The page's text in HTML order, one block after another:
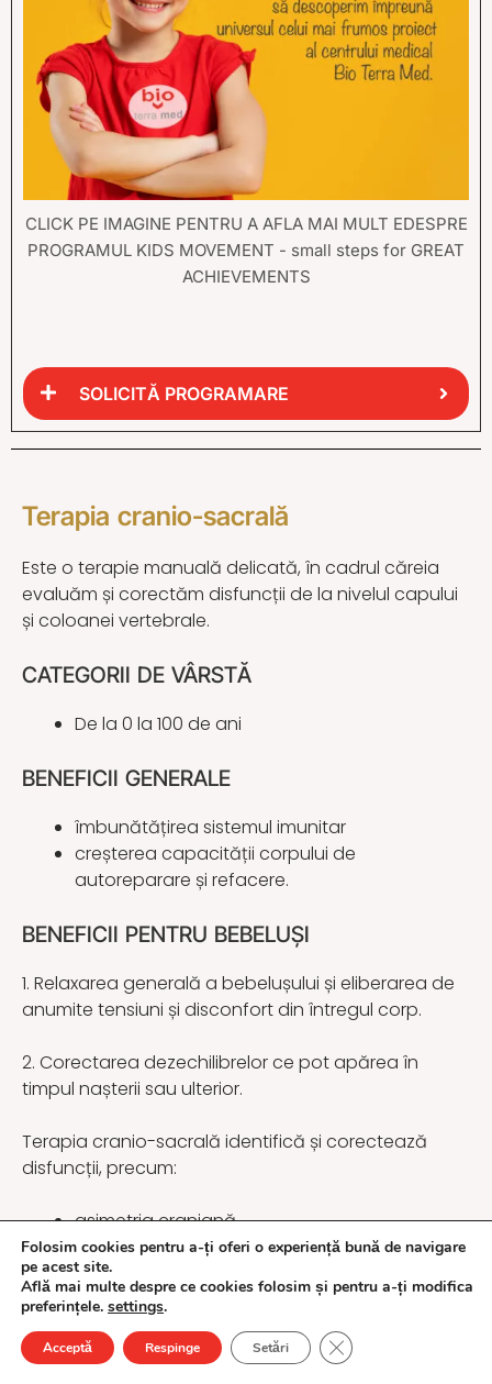
CLICK PE IMAGINE PENTRU A AFLA MAI MULT EDESPRE
PROGRAMUL KIDS MOVEMENT - small steps for GREAT
ACHIEVEMENTS
SOLICITĂ PROGRAMARE
Terapia cranio-sacrală
Este o terapie manuală delicată, în cadrul căreia
evaluăm și corectăm disfuncții de la nivelul capului
și coloanei vertebrale.
CATEGORII DE VÂRSTĂ
De la 0 la 100 de ani
BENEFICII GENERALE
îmbunătățirea sistemul imunitar
creșterea capacității corpului de
autoreparare și refacere.
BENEFICII PENTRU BEBELUȘI
1. Relaxarea generală a bebelușului și eliberarea de
anumite tensiuni și disconfort din întregul corp.
2. Corectarea dezechilibrelor ce pot apărea în
timpul nașterii sau ulterior.
Terapia cranio-sacrală identifică și corectează
disfuncții, precum:
asimetria craniană,
tensiunea musculară
restricțiile de mișcare.
3. Susținerea sistemului nervos
Folosim cookies pentru a-ți oferi o experiență bună de navigare
pe acest site.
Află mai multe despre ce cookies folosim și pentru a-ți modifica
preferințele. settings.
Acceptă Respinge Setări Close GDPR Cookie